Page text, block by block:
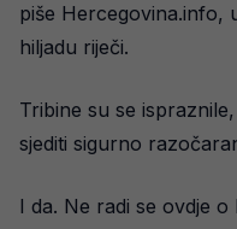
piše Hercegovina.info,
hiljadu riječi.
Tribine su se
sjediti sigurno
I da. Ne radi se ovdje